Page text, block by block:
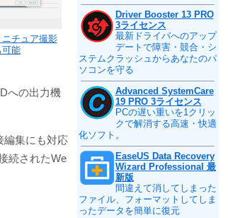
チュア撮影
可能
への出力機
編集にも対応
続されたWe
Driver Booster 13 PRO
3ライセンス
最新ドライバへのアップ
デートで障害・競合・シ
ステムクラッシュからあなたのパ
ソコンを守る
Advanced SystemCare
19 PRO 3ライセンス
PCの遅い重いを1クリッ
クで解消する高速・快適
化ソフト。
EaseUS Data Recovery
Wizard Professional 最
新版
間違えて消してしまった
ファイル、フォーマットしてしま
ったデータを簡単に復元